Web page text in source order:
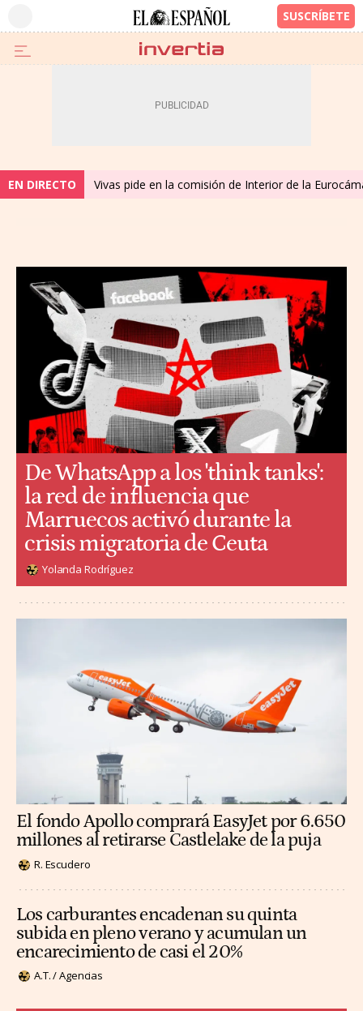
EN DIRECTO Vivas pide en la comisión de Interior de la
El fondo Apollo comprará EasyJet por 6.650
millones al retirarse Castlelake de la puja
R. Escudero
Los carburantes encadenan su quinta
subida en pleno verano y acumulan un
encarecimiento de casi el 20%
A.T. / Agencias
De WhatsApp a los 'think tanks':
la red de influencia que
Marruecos activó durante la
crisis migratoria de Ceuta
Yolanda Rodríguez